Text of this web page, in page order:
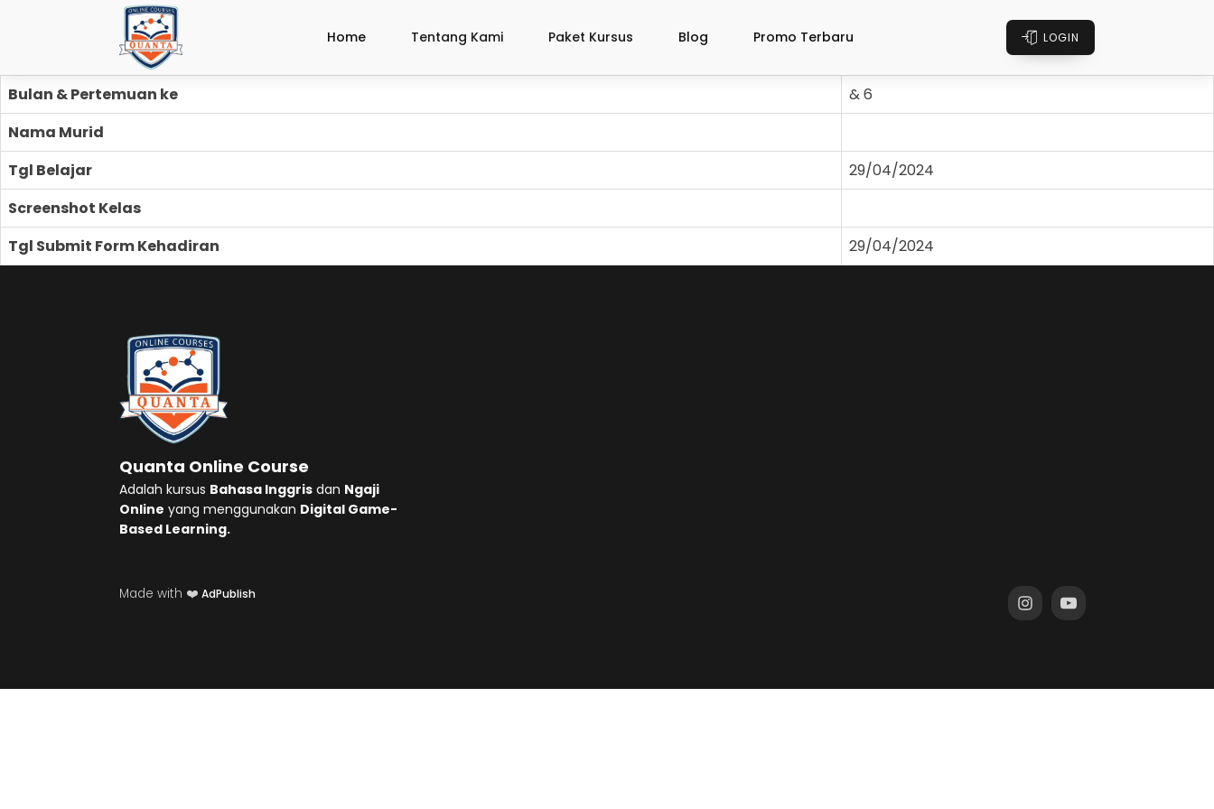
Home Tentang Kami Paket Kursus Blog Promo Terbaru LOGIN
Bulan & Pertemuan ke
& 6
Nama Murid
Tgl Belajar
29/04/2024
Screenshot Kelas
Tgl Submit Form Kehadiran
29/04/2024
Quanta Online Course
Adalah kursus Bahasa Inggris dan Ngaji
Online yang menggunakan Digital Game-
Based Learning.
Made with ❤️ AdPublish